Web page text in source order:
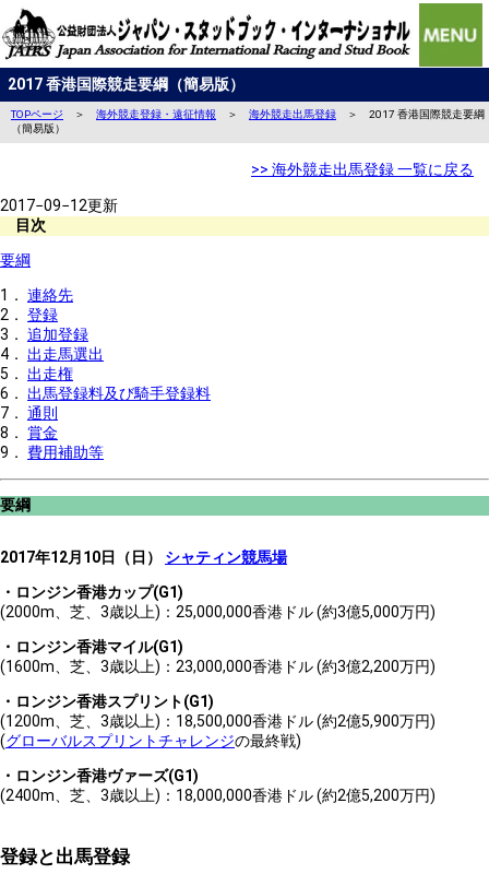
2017 香港国際競走要綱（簡易版）
TOPページ ＞ 海外競走登録・遠征情報 ＞ 海外競走出馬登録 ＞ 2017 香港国際競走要綱
（簡易版）
>> 海外競走出馬登録 一覧に戻る
2017−09−12更新
目次
要綱
1． 連絡先
2． 登録
3． 追加登録
4． 出走馬選出
5． 出走権
6． 出馬登録料及び騎手登録料
7． 通則
8． 賞金
9． 費用補助等
要綱
2017年12月10日（日） シャティン競馬場
・ロンジン香港カップ(G1)
(2000m、芝、3歳以上)：25,000,000香港ドル (約3億5,000万円)
・ロンジン香港マイル(G1)
(1600m、芝、3歳以上)：23,000,000香港ドル (約3億2,200万円)
・ロンジン香港スプリント(G1)
(1200m、芝、3歳以上)：18,500,000香港ドル (約2億5,900万円)
(グローバルスプリントチャレンジの最終戦)
・ロンジン香港ヴァーズ(G1)
(2400m、芝、3歳以上)：18,000,000香港ドル (約2億5,200万円)
登録と出馬登録